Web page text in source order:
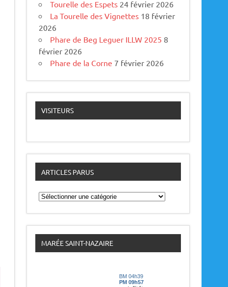
Tourelle des Espets 24 février 2026
La Tourelle des Vignettes 18 février
2026
Phare de Beg Leguer ILLW 2025 8
février 2026
Phare de la Corne 7 février 2026
VISITEURS
ARTICLES PARUS
A
r
t
c
l
e
s
MARÉE SAINT-NAZAIRE